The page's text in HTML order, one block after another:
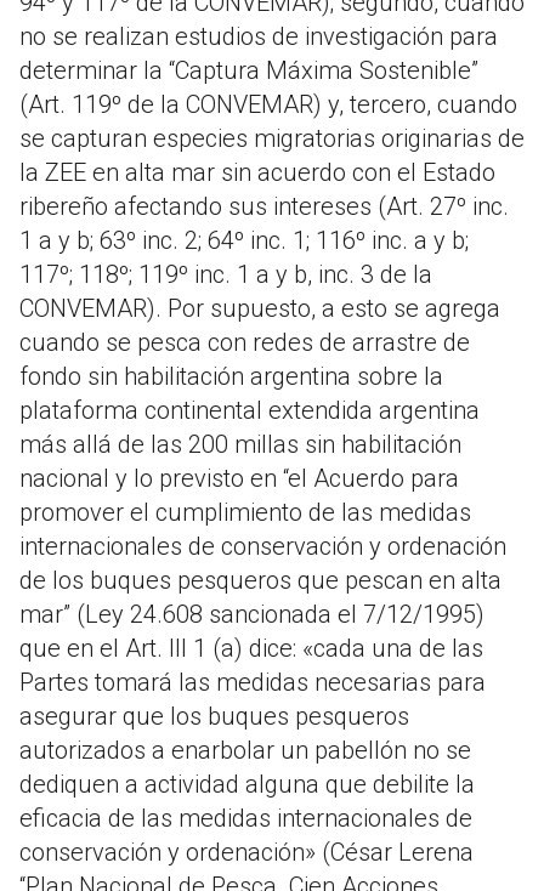
no se realizan estudios de investigación para
determinar la “Captura Máxima Sostenible”
(Art. 119º de la CONVEMAR) y, tercero, cuando
se capturan especies migratorias originarias de
la ZEE en alta mar sin acuerdo con el Estado
ribereño afectando sus intereses (Art. 27º inc.
1 a y b; 63º inc. 2; 64º inc. 1; 116º inc. a y b;
117º; 118º; 119º inc. 1 a y b, inc. 3 de la
CONVEMAR). Por supuesto, a esto se agrega
cuando se pesca con redes de arrastre de
fondo sin habilitación argentina sobre la
plataforma continental extendida argentina
más allá de las 200 millas sin habilitación
nacional y lo previsto en “el Acuerdo para
promover el cumplimiento de las medidas
internacionales de conservación y ordenación
de los buques pesqueros que pescan en alta
mar” (Ley 24.608 sancionada el 7/12/1995)
que en el Art. III 1 (a) dice: «cada una de las
Partes tomará las medidas necesarias para
asegurar que los buques pesqueros
autorizados a enarbolar un pabellón no se
dediquen a actividad alguna que debilite la
eficacia de las medidas internacionales de
conservación y ordenación» (César Lerena